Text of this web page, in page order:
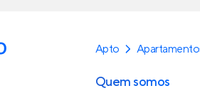
Apto
Quem somos